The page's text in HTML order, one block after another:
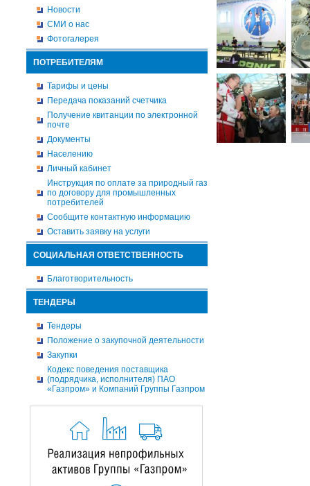
Новости
СМИ о нас
Фотогалерея
ПОТРЕБИТЕЛЯМ
Тарифы и цены
Передача показаний счетчика
Получение квитанции по электронной
почте
Документы
Населению
Личный кабинет
Инструкция по оплате за природный газ
по договору для промышленных
потребителей
Сообщите контактную информацию
Оставить заявку на услуги
СОЦИАЛЬНАЯ ОТВЕТСТВЕННОСТЬ
Благотворительность
ТЕНДЕРЫ
Тендеры
Положение о закупочной деятельности
Закупки
Кодекс поведения поставщика
(подрядчика, исполнителя) ПАО
«Газпром» и Компаний Группы Газпром